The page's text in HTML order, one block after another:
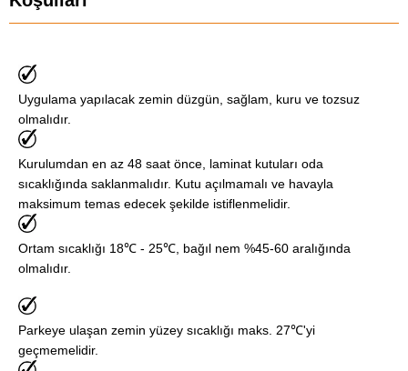
Uygulama yapılacak zemin düzgün, sağlam, kuru ve tozsuz
olmalıdır.
Kurulumdan en az 48 saat önce, laminat kutuları oda
sıcaklığında saklanmalıdır. Kutu açılmamalı ve havayla
maksimum temas edecek şekilde istiflenmelidir.
Ortam sıcaklığı 18℃ - 25℃, bağıl nem %45-60 aralığında
olmalıdır.
Parkeye ulaşan zemin yüzey sıcaklığı maks. 27℃'yi
geçmemelidir.